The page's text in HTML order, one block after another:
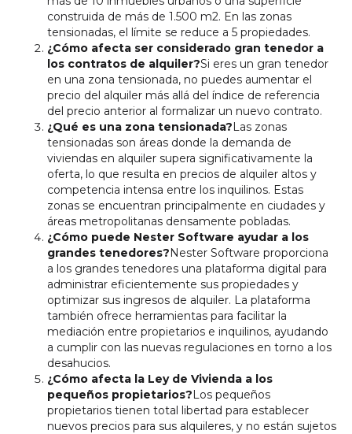
construida de más de 1.500 m2. En las zonas
tensionadas, el límite se reduce a 5 propiedades.
¿Cómo afecta ser considerado gran tenedor a
los contratos de alquiler?Si eres un gran tenedor
en una zona tensionada, no puedes aumentar el
precio del alquiler más allá del índice de referencia
del precio anterior al formalizar un nuevo contrato.
¿Qué es una zona tensionada?Las zonas
tensionadas son áreas donde la demanda de
viviendas en alquiler supera significativamente la
oferta, lo que resulta en precios de alquiler altos y
competencia intensa entre los inquilinos. Estas
zonas se encuentran principalmente en ciudades y
áreas metropolitanas densamente pobladas.
¿Cómo puede Nester Software ayudar a los
grandes tenedores?Nester Software proporciona
a los grandes tenedores una plataforma digital para
administrar eficientemente sus propiedades y
optimizar sus ingresos de alquiler. La plataforma
también ofrece herramientas para facilitar la
mediación entre propietarios e inquilinos, ayudando
a cumplir con las nuevas regulaciones en torno a los
desahucios.
¿Cómo afecta la Ley de Vivienda a los
pequeños propietarios?Los pequeños
propietarios tienen total libertad para establecer
nuevos precios para sus alquileres, y no están sujetos